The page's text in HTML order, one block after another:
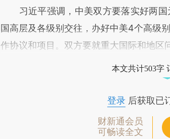
习近平强调，中美双方要落实好两国
国高层及各级别交往，办好中美4个高级
作协议和项目。双方要就重大国际和地区
本文共计503字
登录后获取已
财新通会员
可畅读全文